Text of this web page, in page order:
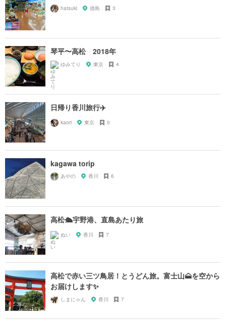
hatsuki 徳島 3
琴平〜高松 2018年
ゆみてり 東京 4
日帰り香川旅行✈️
kaori 東京 0
kagawa torip
あやの 香川 6
高松🛳宇野港、直島あたり旅
ぬい 香川 7
高松で赤い三ツ鳥居！とうどん旅。富士山🗻を空から
お届けします✨
しまにゃん 香川 7